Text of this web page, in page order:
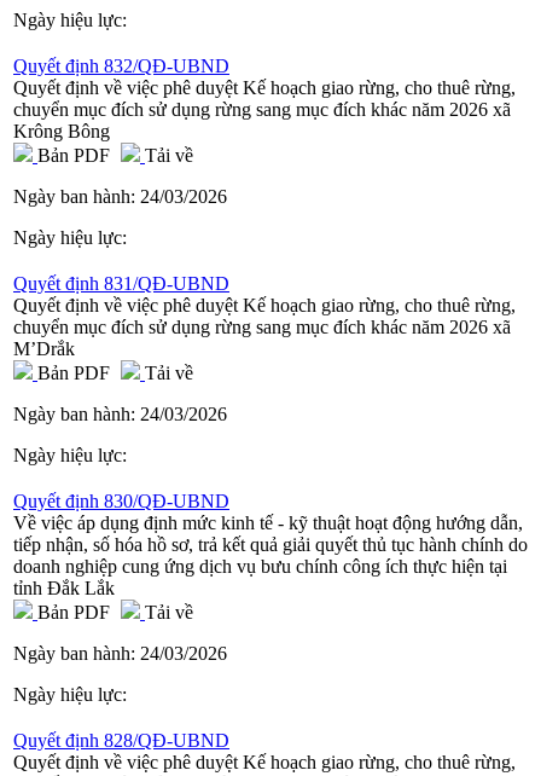
Ngày hiệu lực:
Quyết định 832/QĐ-UBND
Quyết định về việc phê duyệt Kế hoạch giao rừng, cho thuê rừng,
chuyển mục đích sử dụng rừng sang mục đích khác năm 2026 xã
Krông Bông
Bản PDF
Tải về
Ngày ban hành: 24/03/2026
Ngày hiệu lực:
Quyết định 831/QĐ-UBND
Quyết định về việc phê duyệt Kế hoạch giao rừng, cho thuê rừng,
chuyển mục đích sử dụng rừng sang mục đích khác năm 2026 xã
M’Drắk
Bản PDF
Tải về
Ngày ban hành: 24/03/2026
Ngày hiệu lực:
Quyết định 830/QĐ-UBND
Về việc áp dụng định mức kinh tế - kỹ thuật hoạt động hướng dẫn,
tiếp nhận, số hóa hồ sơ, trả kết quả giải quyết thủ tục hành chính do
doanh nghiệp cung ứng dịch vụ bưu chính công ích thực hiện tại
tỉnh Đắk Lắk
Bản PDF
Tải về
Ngày ban hành: 24/03/2026
Ngày hiệu lực:
Quyết định 828/QĐ-UBND
Quyết định về việc phê duyệt Kế hoạch giao rừng, cho thuê rừng,